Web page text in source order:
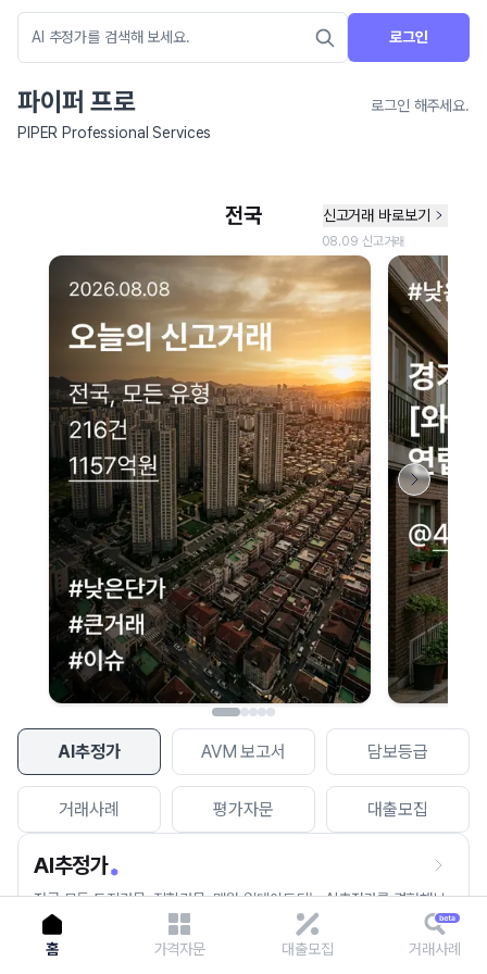
로그인
파이퍼 프로
로그인 해주세요.
PIPER Professional Services
AI추정가 AVM 보고서 담보등급
거래사례 평가자문 대출모집
AI추정가
전국 모든 토지건물, 집합건물, 매월 업데이트되는 AI추정가를 경험해보
세요.
네이버 지도 연결 안내
현재 네이버 지도 연결이 원활하지 않아 지도를 불러올 수 없습니다.
이용에 불편을 드려 죄송합니다.
다시 시도
홈 가격자문 대출모집 거래사례